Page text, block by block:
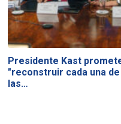
Presidente Kast
"reconstruir cada una de
las…